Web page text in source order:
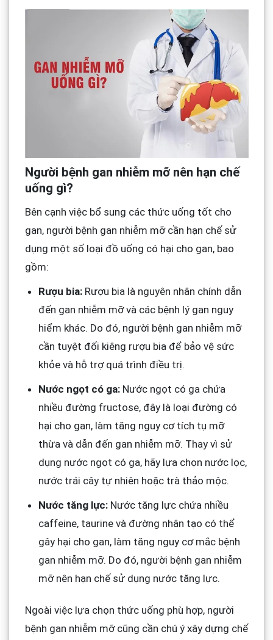
Người bệnh gan nhiễm mỡ nên hạn chế
uống gì?
Bên cạnh việc bổ sung các thức uống tốt cho
gan, người bệnh gan nhiễm mỡ cần hạn chế sử
dụng một số loại đồ uống có hại cho gan, bao
gồm:
Rượu bia:Rượu bia là nguyên nhân chính dẫn
đến gan nhiễm mỡ và các bệnh lý gan nguy
hiểm khác. Do đó, người bệnh gan nhiễm mỡ
cần tuyệt đối kiêng rượu bia để bảo vệ sức
khỏe và hỗ trợ quá trình điều trị.
Nước ngọt có ga:Nước ngọt có ga chứa
nhiều đường fructose, đây là loại đường có
hại cho gan, làm tăng nguy cơ tích tụ mỡ
thừa và dẫn đến gan nhiễm mỡ. Thay vì sử
dụng nước ngọt có ga, hãy lựa chọn nước lọc,
nước trái cây tự nhiên hoặc trà thảo mộc.
Nước tăng lực:Nước tăng lực chứa nhiều
caffeine, taurine và đường nhân tạo có thể
gây hại cho gan, làm tăng nguy cơ mắc bệnh
gan nhiễm mỡ. Do đó, người bệnh gan nhiễm
mỡ nên hạn chế sử dụng nước tăng lực.
Ngoài việc lựa chọn thức uống phù hợp, người
bệnh gan nhiễm mỡ cũng cần chú ý xây dựng chế